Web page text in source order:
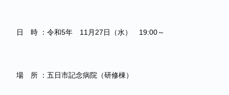
日 時 ：令和5年 11月27日（水） 19:00～
場 所 ：五日市記念病院（研修棟）